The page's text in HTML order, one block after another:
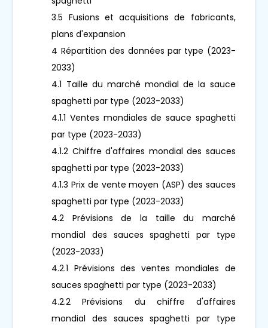
3.5 Fusions et acquisitions de fabricants,
plans d'expansion
4 Répartition des données par type (2023-
2033)
4.1 Taille du marché mondial de la sauce
spaghetti par type (2023-2033)
4.1.1 Ventes mondiales de sauce spaghetti
par type (2023-2033)
4.1.2 Chiffre d'affaires mondial des sauces
spaghetti par type (2023-2033)
4.1.3 Prix de vente moyen (ASP) des sauces
spaghetti par type (2023-2033)
4.2 Prévisions de la taille du marché
mondial des sauces spaghetti par type
(2023-2033)
4.2.1 Prévisions des ventes mondiales de
sauces spaghetti par type (2023-2033)
4.2.2 Prévisions du chiffre d'affaires
mondial des sauces spaghetti par type